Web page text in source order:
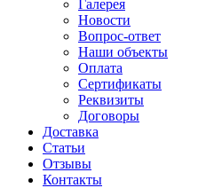
Галерея
Новости
Вопрос-ответ
Наши объекты
Оплата
Сертификаты
Реквизиты
Договоры
Доставка
Статьи
Отзывы
Контакты